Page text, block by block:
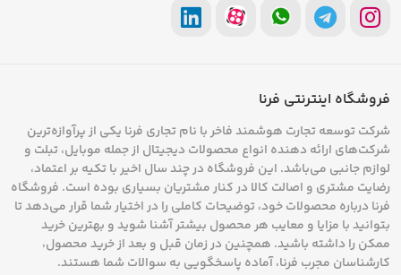
فروشگاه اینترنتی فرنا
شرکت توسعه تجارت هوشمند فاخر با نام تجاری فرنا یکی از پرآوازه‌ترین
شرکت‌های ارائه دهنده انواع محصولات دیجیتال از جمله موبایل، تبلت و
لوازم جانبی می‌باشد. این فروشگاه در چند سال اخیر با تکیه بر اعتماد،
رضایت مشتری و اصالت کالا در کنار مشتریان بسیاری بوده است. فروشگاه
فرنا درباره محصولات خود، توضیحات کاملی را در اختیار شما قرار می‌دهد تا
بتوانید با مزایا و معایب هر محصول بیشتر آشنا شوید و بهترین خرید
ممکن را داشته باشید. همچنین در زمان قبل و بعد از خرید محصول،
کارشناسان مجرب فرنا، آماده پاسخگویی به سوالات شما هستند.